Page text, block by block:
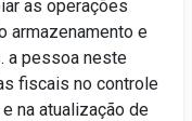
as operações
armazenamento e
a pessoa neste
fiscais no controle
na atualização de